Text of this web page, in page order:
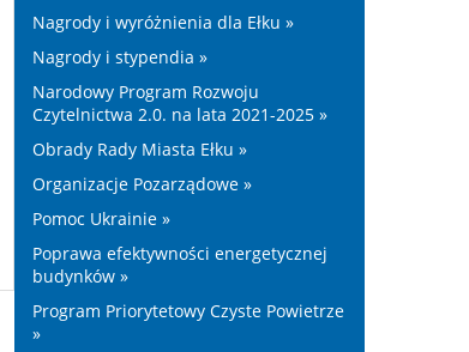
Nagrody i wyróżnienia dla Ełku »
Nagrody i stypendia »
Narodowy Program Rozwoju
Czytelnictwa 2.0. na lata 2021-2025 »
Obrady Rady Miasta Ełku »
Organizacje Pozarządowe »
Pomoc Ukrainie »
Poprawa efektywności energetycznej
budynków »
Program Priorytetowy Czyste Powietrze
»